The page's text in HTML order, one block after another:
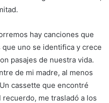
hay canciones que
uno se identifica y crece
pasajes de nuestra vida.
de mi madre, al menos
cassette que encontré
me trasladó a los